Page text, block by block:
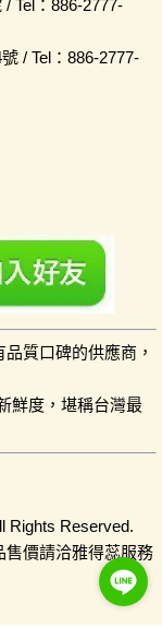
Tel：886-2777-
/ Tel：886-2777-
質口碑的供應商，
鮮度，堪稱台灣最
Rights Reserved.
價請洽雅得蕊服務